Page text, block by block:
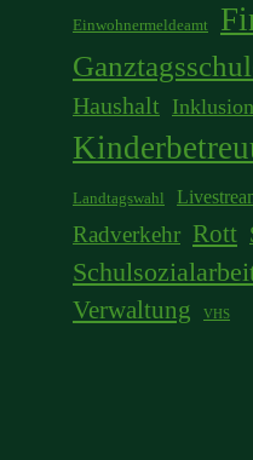
Einwohnermeldeamt
Haushalt Inklusion
Landtagswahl
Radverkehr Rott
Verwaltung VHS